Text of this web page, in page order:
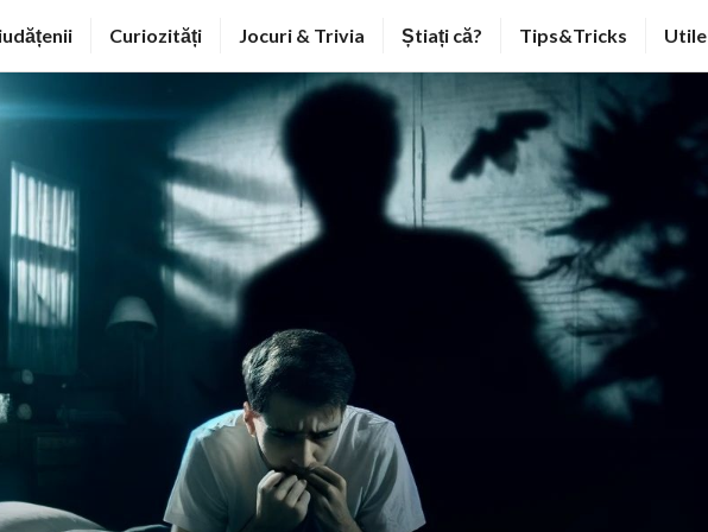
Curiozități Jocuri & Trivia Știați că? Tips&Tricks Utile